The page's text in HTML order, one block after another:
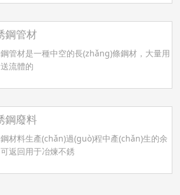
鋼管材
管材是一種中空的長(zhǎng)條鋼材，大量用
流體的
鋼廢料
材料生產(chǎn)過(guò)程中產(chǎn)生的余
返回用于冶煉不銹